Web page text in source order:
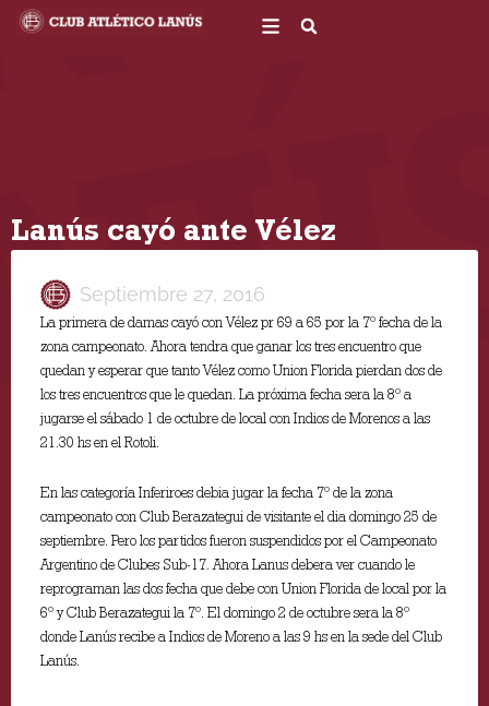
Lanús cayó ante Vélez
Septiembre 27, 2016
La primera de damas cayó con Vélez pr 69 a 65 por la 7º fecha de la
zona campeonato. Ahora tendra que ganar los tres encuentro que
quedan y esperar que tanto Vélez como Union Florida pierdan dos de
los tres encuentros que le quedan. La próxima fecha sera la 8º a
jugarse el sábado 1 de octubre de local con Indios de Morenos a las
21.30 hs en el Rotoli.
En las categoría Inferiroes debia jugar la fecha 7º de la zona
campeonato con Club Berazategui de visitante el dia domingo 25 de
septiembre. Pero los partidos fueron suspendidos por el Campeonato
Argentino de Clubes Sub-17. Ahora Lanus debera ver cuando le
reprograman las dos fecha que debe con Union Florida de local por la
6º y Club Berazategui la 7º. El domingo 2 de octubre sera la 8º
donde Lanús recibe a Indios de Moreno a las 9 hs en la sede del Club
Lanús.